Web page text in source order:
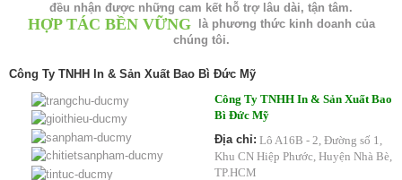
đều nhận được những cam kết hỗ trợ lâu dài, tận tâm.
HỢP TÁC BỀN VỮNGlà phương thức kinh doanh của
chúng tôi.
Công Ty TNHH In & Sản Xuất Bao Bì Đức Mỹ
Công Ty TNHH In & Sản Xuất Bao
Bì Đức Mỹ
Địa chỉ: Lô A16B - 2, Đường số 1,
Khu CN Hiệp Phước, Huyện Nhà Bè,
TP.HCM